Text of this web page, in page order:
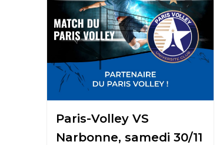
Paris-Volley VS
Narbonne, samedi 30/11